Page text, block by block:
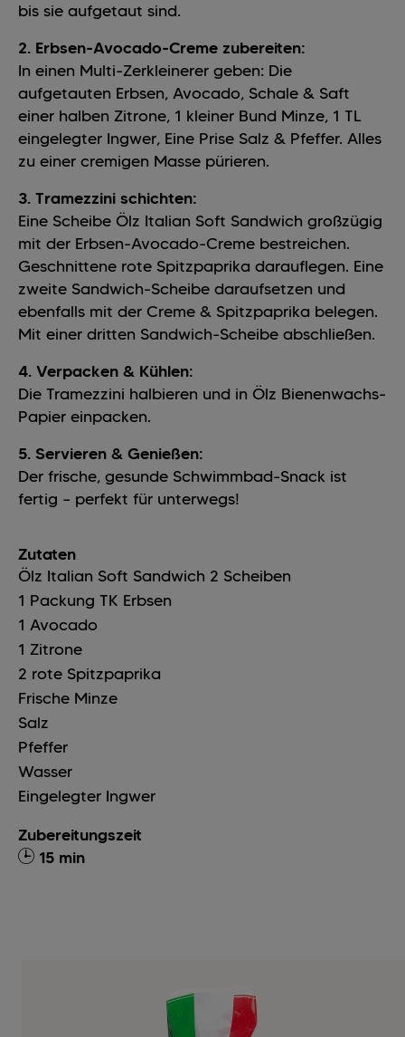
bis sie aufgetaut sind.
2. Erbsen-Avocado-Creme zubereiten:
In einen Multi-Zerkleinerer geben: Die
aufgetauten Erbsen, Avocado, Schale & Saft
einer halben Zitrone, 1 kleiner Bund Minze, 1 TL
eingelegter Ingwer, Eine Prise Salz & Pfeffer. Alles
zu einer cremigen Masse pürieren.
3. Tramezzini schichten:
Eine Scheibe Ölz Italian Soft Sandwich großzügig
mit der Erbsen-Avocado-Creme bestreichen.
Geschnittene rote Spitzpaprika darauflegen. Eine
zweite Sandwich-Scheibe daraufsetzen und
ebenfalls mit der Creme & Spitzpaprika belegen.
Mit einer dritten Sandwich-Scheibe abschließen.
4. Verpacken & Kühlen:
Die Tramezzini halbieren und in Ölz Bienenwachs-
Papier einpacken.
5. Servieren & Genießen:
Der frische, gesunde Schwimmbad-Snack ist
fertig – perfekt für unterwegs!
Zutaten
Ölz Italian Soft Sandwich 2 Scheiben
1 Packung TK Erbsen
1 Avocado
1 Zitrone
2 rote Spitzpaprika
Frische Minze
Salz
Pfeffer
Wasser
Eingelegter Ingwer
Zubereitungszeit
15 min